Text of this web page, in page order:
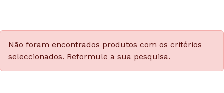
Não foram encontrados produtos com os critérios
seleccionados. Reformule a sua pesquisa.